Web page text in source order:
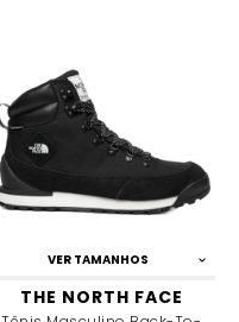
VER TAMANHOS
THE NORTH FACE